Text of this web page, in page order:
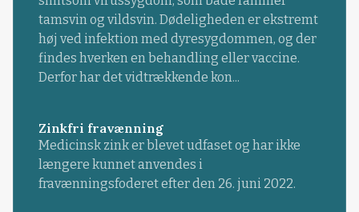
tamsvin og vildsvin. Dødeligheden er ekstremt
høj ved infektion med dyresygdommen, og der
findes hverken en behandling eller vaccine.
Derfor har det vidtrækkende kon...
Zinkfri fravænning
Medicinsk zink er blevet udfaset og har ikke
længere kunnet anvendes i
fravænningsfoderet efter den 26. juni 2022.